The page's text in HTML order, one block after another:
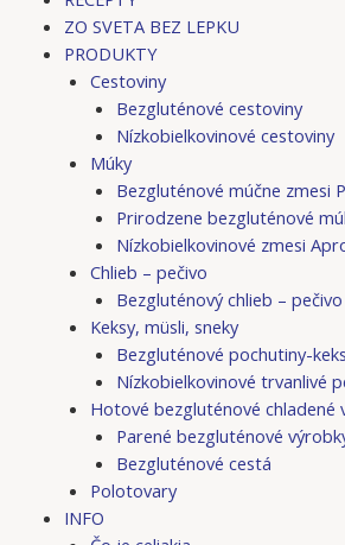
ZO SVETA BEZ LEPKU
PRODUKTY
Cestoviny
Bezgluténové cestoviny
Nízkobielkovinové cestoviny
Múky
Bezgluténové múčne zmesi
Prirodzene bezgluténové
Nízkobielkovinové zmesi
Chlieb – pečivo
Bezgluténový chlieb – pečivo
Keksy, müsli, sneky
Bezgluténové pochutiny-
Nízkobielkovinové trvanlivé
Hotové bezgluténové chladené
Parené bezgluténové
Bezgluténové cestá
Polotovary
INFO